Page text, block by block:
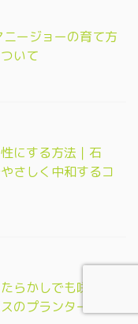
ージョーの育て方
いて
にする方法｜石
さしく中和するコ
らかしでも咲きま
のプランター栽培